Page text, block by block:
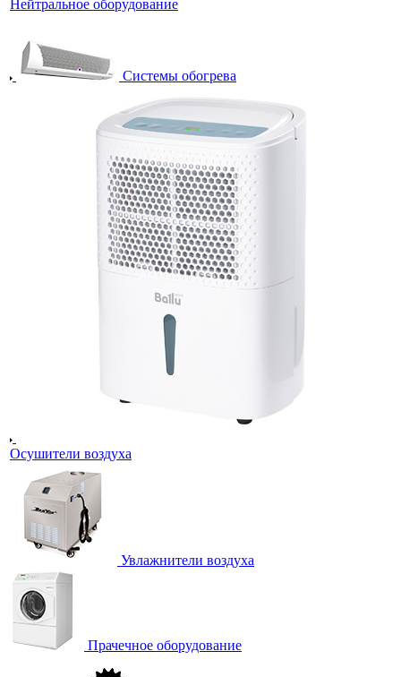
Нейтральное оборудование
Системы обогрева
Осушители воздуха
Увлажнители воздуха
Прачечное оборудование